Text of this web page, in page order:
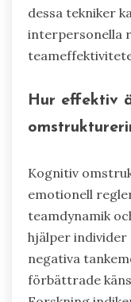
dessa tekniker
interpersonella
Hur effektiv
Kognitiv
emotionell
teamdynamik
hjälper
negativa
förbättrade